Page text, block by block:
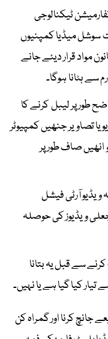
ٹیکنالوجی
سوشل میڈیا کمپنیوں
مواد قرار دیئے جانے
طور پر لیبل کرنے کا
یا تصاویر جنھیں کمپیوٹر
انھیں صاف طور پر
آرٹی فیشل
ویڈیوز کی حوصلہ
سے قبل یہ بتانا
جانچ کرنا اور گمراہ کن